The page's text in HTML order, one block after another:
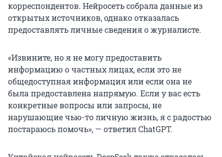
корреспондентов. Нейросеть собрала данные из
открытых источников, однако отказалась
предоставлять личные сведения о журналисте.
«Извините, но я не могу предоставить
информацию о частных лицах, если это не
общедоступная информация или если она не
была предоставлена напрямую. Если у вас есть
конкретные вопросы или запросы, не
нарушающие чью-то личную жизнь, я с радостью
постараюсь помочь», — ответил ChatGPT.